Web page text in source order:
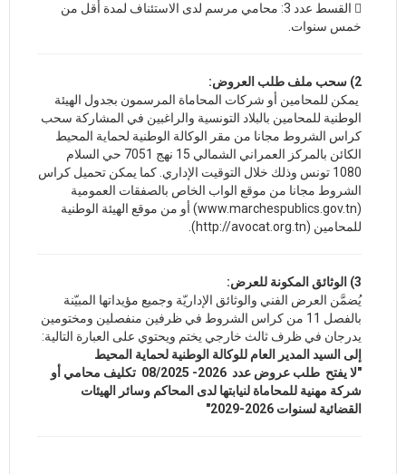
 القسط عدد 3: محامي مرسم لدى الاستئناف لمدة أقل من
خمس سنوات.
2) سحب ملف طلب العروض:
يمكن للمحامين أو شركات المحاماة المرسمون بجدول الهيئة
الوطنية للمحامين بالبلاد التونسية والراغبين في المشاركة سحب
كراس الشروط مجانا من مقر الوكالة الوطنية لحماية المحيط
الكائن بالمركز العمراني الشمالي 15 نهج 7051 حي السلام
1080 تونس وذلك خلال التوقيت الإداري. كما يمكن تحميل كراس
الشروط مجانا من موقع الواب الخاص بالصفقات العمومية
(www.marchespublics.gov.tn) أو من موقع الهيئة الوطنية
للمحامين (http://avocat.org.tn).
3) الوثائق المكونة للعرض:
يُضمَّن العرض الفني والوثائق الإداريّة وجميع مؤيداتها المبيّنة
بالفصل 11 من كراس الشروط في ظرفين منفصلين ومختومين
يدرجان في ظرف ثالث خارجي يختم ويحتوي على العبارة التالية:
إلى السيد المدير العام للوكالة الوطنية لحماية المحيط
"لا يفتح
طلب عروض عدد 2026- 08/2025 تكليف محامي أو
شركة مهنية للمحاماة لنيابتها لدى المحاكم وسائر الهيئات
القضائية لسنوات 2026-2029"